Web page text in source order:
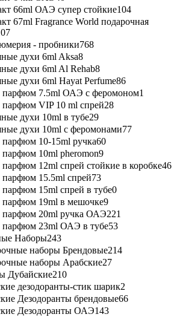
66ml ОАЭ супер стойкие104
67ml Fragrance World подарочная
- пробники768
духи 6ml Aksa8
духи 6ml Al Rehab8
духи 6ml Hayat Perfume86
7.5ml ОАЭ с феромоном1
VIP 10 ml спрей28
духи 10ml в тубе29
духи 10ml с феромонами77
10-15ml ручка60
10ml pheromon9
12ml спрей стойкие в коробке46
15.5ml спрей73
15ml спрей в тубе0
19ml в мешочке9
20ml ручка ОАЭ221
23ml ОАЭ в тубе53
Наборы243
наборы Брендовые214
наборы Арабские27
Дубайские210
дезодоранты-стик шарик2
Дезодоранты брендовые66
Дезодоранты ОАЭ143